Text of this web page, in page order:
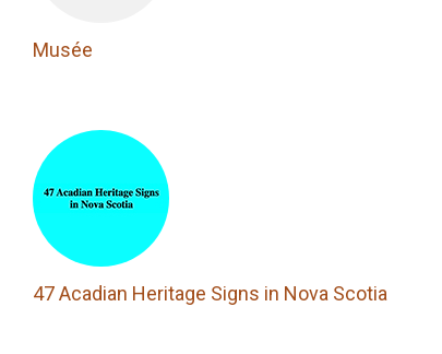
Musée
47 Acadian Heritage Signs in Nova Scotia